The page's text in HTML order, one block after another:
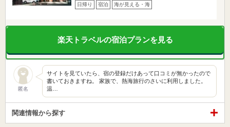
日帰り 宿泊 海が見える・海
楽天トラベルの宿泊プランを見る
匿名
サイトを見ていたら、宿の登録だけあって口コミが無かったので
書いておきますね。 家族で、熱海旅行のさいに利用しました。
温…
関連情報から探す